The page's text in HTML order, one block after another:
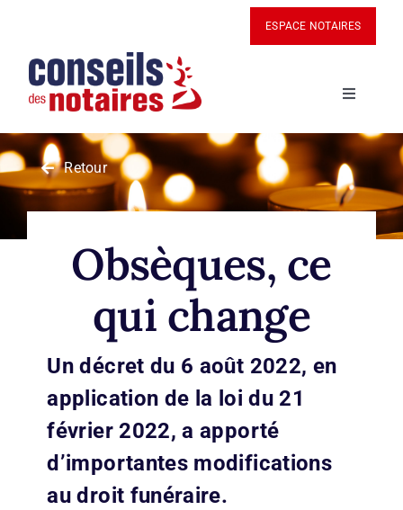
ESPACE NOTAIRES
bascule
ACTUALITÉS
BOUTIQUE
MON COMPTE
ABONNEZ-VOUS
Retour
Obsèques, ce
qui change
Un décret du 6 août 2022, en
application de la loi du 21
février 2022, a apporté
d’importantes modifications
au droit funéraire.